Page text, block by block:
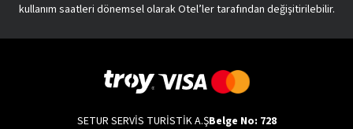
kullanım saatleri dönemsel olarak Otel’ler tarafından değişitirilebilir.
SETUR SERVİS TURİSTİK A.ŞBelge No: 728